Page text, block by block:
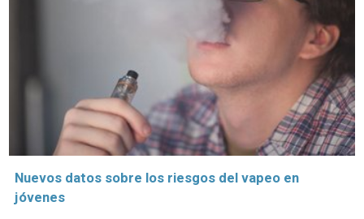
Nuevos datos sobre los riesgos del vapeo en
jóvenes